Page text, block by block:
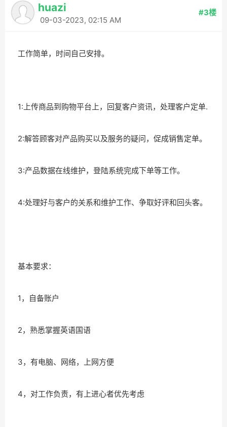
huazi
09-03-2023, 02:15 AM
#3楼
工作简单，时间自己安排。
1:上传商品到购物平台上，回复客户资讯，处理客户定单.
2:解答顾客对产品购买以及服务的疑问，促成销售定单。
3:产品数据在线维护，登陆系统完成下单等工作。
4:处理好与客户的关系和维护工作、争取好评和回头客。
基本要求：
1，自备账户
2，熟悉掌握英语国语
3，有电脑、网络，上网方便
4，对工作负责，有上进心者优先考虑